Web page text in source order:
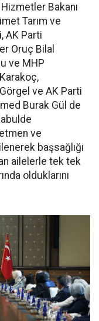
Bakanı
Tarım ve
AK Parti
Oruç Bilal
ve MHP
ve AK Parti
Burak Gül de
ve
başsağlığı
ailelerle tek tek
olduklarını